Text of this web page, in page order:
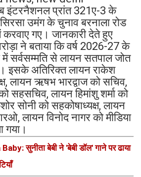
इंटरनैशनल प्रांत 321ए-3 के
उमंग के चुनाव बरनाला रोड
करवाए गए। जानकारी देते हुए
ने बताया कि वर्ष 2026-27 के
सर्वसम्मति से लायन सतपाल जोत
इसके अतिरिक्त लायन राकेश
लायन ऋषभ भारद्वाज को सचिव,
सहसचिव, लायन हिमांशु शर्मा को
सोनी को सहकोषाध्यक्ष, लायन
लायन विनोद नागर को मीडिया
गया।
सुनीता बेबी ने 'बेबी डॉल' गाने पर ढाया